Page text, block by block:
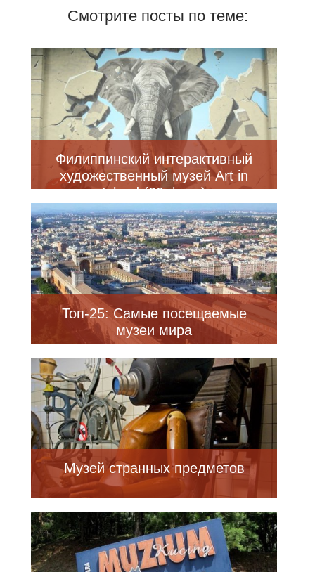
Смотрите посты по теме:
Филиппинский интерактивный
художественный музей Art in
Island (20 фото)
Топ-25: Самые посещаемые
музеи мира
Музей странных предметов